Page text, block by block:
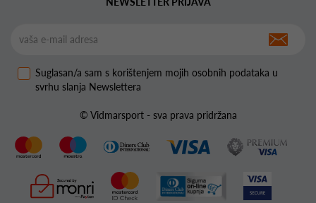
Suglasan/a sam s korištenjem mojih osobnih podataka u
svrhu slanja Newslettera
© Vidmarsport - sva prava pridržana